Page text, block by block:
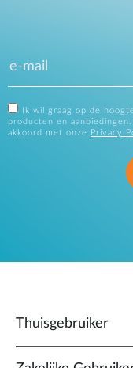
Ik wil graag op de
producten en
akkoord met onze
Privacy
Thuisgebruiker